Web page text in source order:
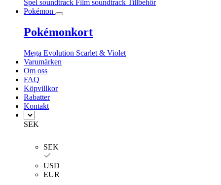
Spel soundtrack Film soundtrack Tillbehör
Pokémon
Pokémonkort
Mega Evolution Scarlet & Violet
Varumärken
Om oss
FAQ
Köpvillkor
Rabatter
Kontakt
SEK
SEK
USD
EUR